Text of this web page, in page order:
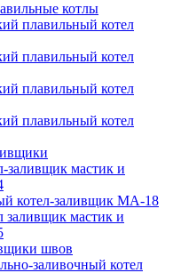
котлы
плавильный котел
плавильный котел
плавильный котел
плавильный котел
заливщик мастик и
котел-заливщик МА-18
заливщик мастик и
швов
заливочный котел